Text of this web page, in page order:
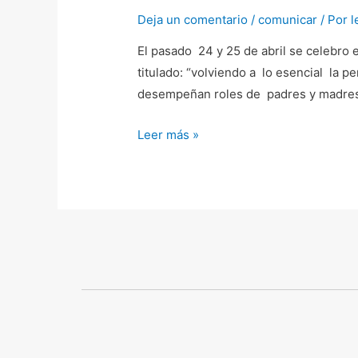
Deja un comentario /comunicar / Por
El pasado 24 y 25 de abril se celebro
titulado: “volviendo a lo esencial la
desempeñan roles de padres y
trabajo:
volviendo
a
la
Leer más »